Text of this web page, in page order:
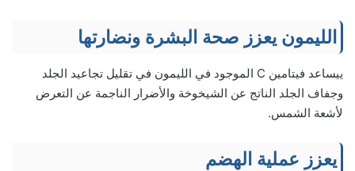
الليمون يعزز صحة البشرة ونضارتها
ييساعد فيتامين C الموجود في الليمون في تقليل تجاعيد الجلد
وجفاف الجلد الناتج عن الشيخوخة والأضرار الناجمة عن التعرض
لأشعة الشمس.
يعزز عملية الهضم